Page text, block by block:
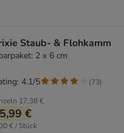
Staub- & Flohkamm
2 x 6 cm
17,38 €
€
€ / Stück
4.1/5 (73)